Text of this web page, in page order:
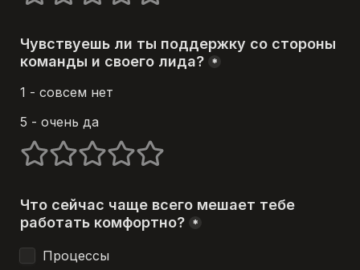
Чувствуешь ли ты поддержку со стороны
команды и своего лида? *
1 - совсем нет
5 - очень да
1 stars2 stars3 stars4 stars5 stars
Что сейчас чаще всего мешает тебе
работать комфортно? *
Процессы